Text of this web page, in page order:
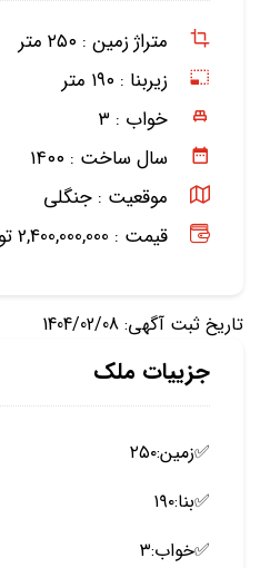
متراژ زمین : ۲۵۰ متر
زیربنا : ۱۹۰ متر
خواب : ۳
سال ساخت : ۱۴۰۰
موقعیت : جنگلی
قیمت : 2,400,000,000 تومان /
تاریخ ثبت آگهی: 1404/02/08
جزییات ملک
✅️زمین:۲۵۰
✅️بنا:۱۹۰
✅️خواب:۳